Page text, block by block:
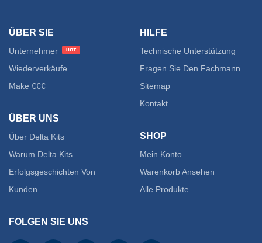
ÜBER SIE
Unternehmer
Wiederverkäufe
Make €€€
ÜBER UNS
Über Delta Kits
Warum Delta Kits
Erfolgsgeschichten Von
Kunden
HILFE
Technische Unterstützung
Fragen Sie Den Fachmann
Sitemap
Kontakt
SHOP
Mein Konto
Warenkorb Ansehen
Alle Produkte
FOLGEN SIE UNS